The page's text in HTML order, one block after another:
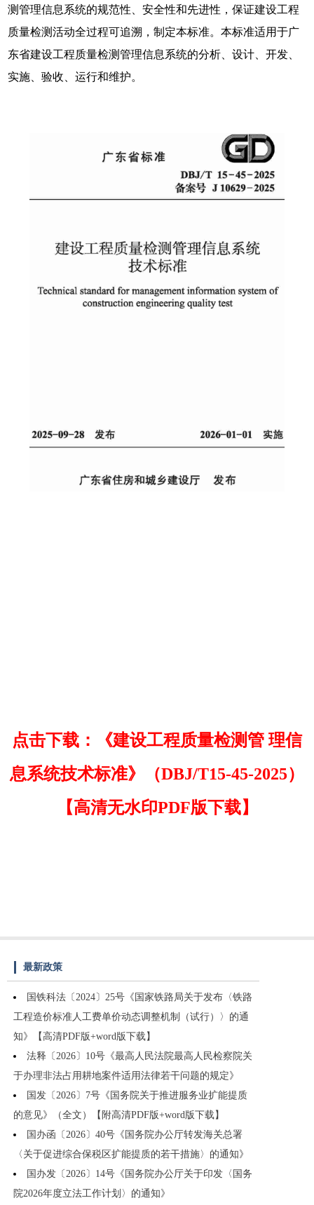
测管理信息系统的规范性、安全性和先进性，保证建设工程
质量检测活动全过程可追溯，制定本标准。本标准适用于广
东省建设工程质量检测管理信息系统的分析、设计、开发、
实施、验收、运行和维护。
点击下载：《建设工程质量检测管 理信
息系统技术标准》（DBJ/T15-45-2025）
【高清无水印PDF版下载】
最新政策
国铁科法〔2024〕25号《国家铁路局关于发布〈铁路
工程造价标准人工费单价动态调整机制（试行）〉的通
知》【高清PDF版+word版下载】
法释〔2026〕10号《最高人民法院最高人民检察院关
于办理非法占用耕地案件适用法律若干问题的规定》
国发〔2026〕7号《国务院关于推进服务业扩能提质
的意见》（全文）【附高清PDF版+word版下载】
国办函〔2026〕40号《国务院办公厅转发海关总署
〈关于促进综合保税区扩能提质的若干措施〉的通知》
国办发〔2026〕14号《国务院办公厅关于印发〈国务
院2026年度立法工作计划〉的通知》